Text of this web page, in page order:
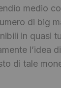
medio
di big
in quasi
l’idea
di tale